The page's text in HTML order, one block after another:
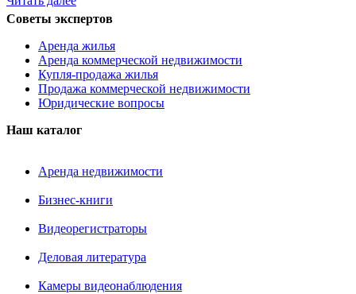
Советы экспертов
Аренда жилья
Аренда коммерческой недвижимости
Купля-продажа жилья
Продажа коммерческой недвижимости
Юридические вопросы
Наш каталог
Аренда недвижимости
Бизнес-книги
Видеорегистраторы
Деловая литература
Камеры видеонаблюдения